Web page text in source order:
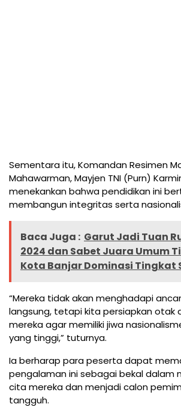
Sementara itu, Komandan Resimen
Mahawarman, Mayjen TNI (Purn)
menekankan bahwa pendidikan ini
membangun integritas serta
Baca Juga : Garut Jadi Tuan
2024 dan Sabet Juara Umum
Kota Banjar Dominasi Tingkat
“Mereka tidak akan menghadapi
langsung, tetapi kita persiapkan otak
mereka agar memiliki jiwa
yang tinggi,” tuturnya.
Ia berharap para peserta dapat
pengalaman ini sebagai bekal dalam
cita mereka dan menjadi calon
tangguh.